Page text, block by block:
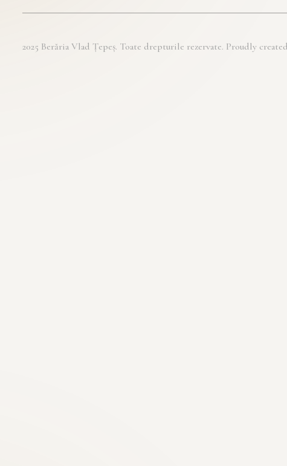
2025 Berăria Vlad Țepeș. Toate drepturile rezervate. Proudly